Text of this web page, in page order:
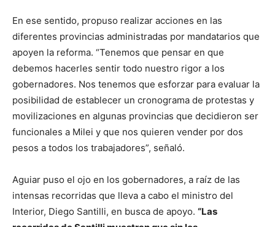
En ese sentido, propuso realizar acciones en las
diferentes provincias administradas por mandatarios que
apoyen la reforma. “Tenemos que pensar en que
debemos hacerles sentir todo nuestro rigor a los
gobernadores. Nos tenemos que esforzar para evaluar la
posibilidad de establecer un cronograma de protestas y
movilizaciones en algunas provincias que decidieron ser
funcionales a Milei y que nos quieren vender por dos
pesos a todos los trabajadores”, señaló.
Aguiar puso el ojo en los gobernadores, a raíz de las
intensas recorridas que lleva a cabo el ministro del
Interior, Diego Santilli, en busca de apoyo. “Las